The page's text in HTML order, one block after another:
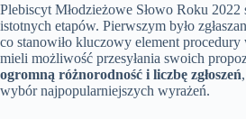
Plebiscyt Młodzieżowe Słowo Roku 2022
istotnych etapów. Pierwszym było
co stanowiło kluczowy element
mieli możliwość przesyłania swoich
ogromną różnorodność i liczbę zgłoszeń
wybór najpopularniejszych wyrażeń.